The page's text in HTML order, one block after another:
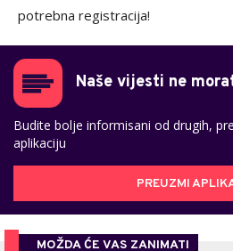
potrebna registracija!
Naše vijesti ne
Budite bolje informisani od drugih,
aplikaciju
PREUZMI
MOŽDA ĆE VAS ZANIMATI